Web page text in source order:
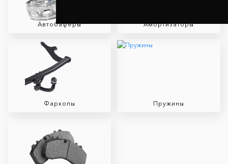
Автобаферы Амортизаторы
Фаркопы Пружины